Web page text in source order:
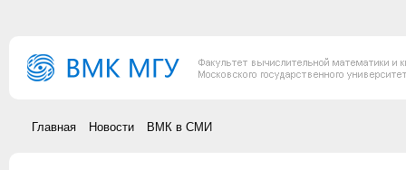
Главная Новости ВМК в СМИ